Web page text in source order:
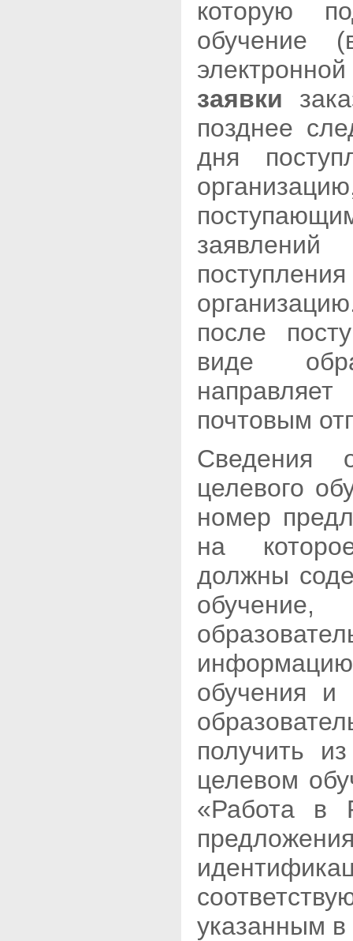
которую
обучение
заявки
позднее
дня
после
виде
почтовым
Сведения
целевого
номер
на
должны
обучения и
получить
целевом
«Работа в
указанным в